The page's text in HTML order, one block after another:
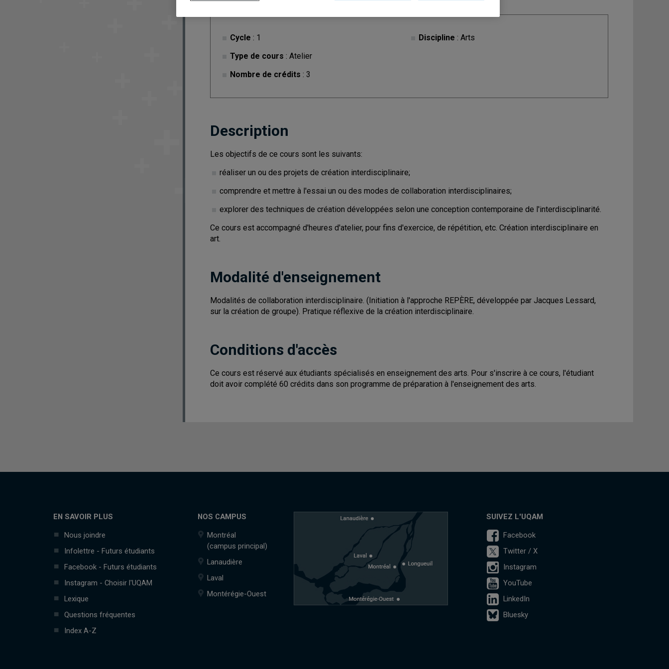
Cycle : 1
Type de cours : Atelier
Nombre de crédits : 3
Discipline : Arts
Description
Les objectifs de ce cours sont les suivants:
réaliser un ou des projets de création interdisciplinaire;
comprendre et mettre à l'essai un ou des modes de collaboration interdisciplinaires;
explorer des techniques de création développées selon une conception contemporaine de l'interdisciplinarité.
Ce cours est accompagné d'heures d'atelier, pour fins d'exercice, de répétition, etc. Création interdisciplinaire en
art.
Modalité d'enseignement
Modalités de collaboration interdisciplinaire. (Initiation à l'approche REPÈRE, développée par Jacques Lessard,
sur la création de groupe). Pratique réflexive de la création interdisciplinaire.
Conditions d'accès
Ce cours est réservé aux étudiants spécialisés en enseignement des arts. Pour s'inscrire à ce cours, l'étudiant
doit avoir complété 60 crédits dans son programme de préparation à l'enseignement des arts.
EN SAVOIR PLUS
Nous joindre
Infolettre - Futurs étudiants
Facebook - Futurs étudiants
Instagram - Choisir l'UQAM
Lexique
Questions fréquentes
Index A-Z
NOS CAMPUS
Montréal
(campus principal)
Lanaudière
Laval
Montérégie-Ouest
SUIVEZ L'UQAM
Facebook
Twitter / X
Instagram
YouTube
LinkedIn
Bluesky